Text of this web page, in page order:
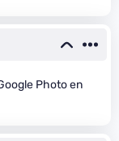
Photo en